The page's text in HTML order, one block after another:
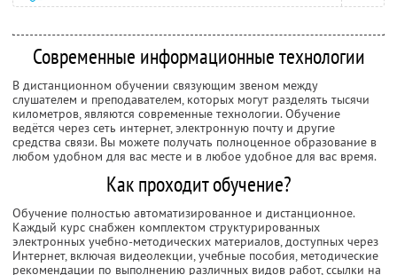
Современные информационные технологии
В дистанционном обучении связующим звеном между
слушателем и преподавателем, которых могут разделять тысячи
километров, являются современные технологии. Обучение
ведётся через сеть интернет, электронную почту и другие
средства связи. Вы можете получать полноценное образование в
любом удобном для вас месте и в любое удобное для вас время.
Как проходит обучение?
Обучение полностью автоматизированное и дистанционное.
Каждый курс снабжен комплектом структурированных
электронных учебно-методических материалов, доступных через
Интернет, включая видеолекции, учебные пособия, методические
рекомендации по выполнению различных видов работ, ссылки на